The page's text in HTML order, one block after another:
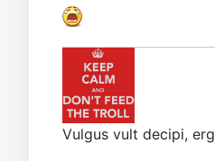
Vulgus vult decipi,